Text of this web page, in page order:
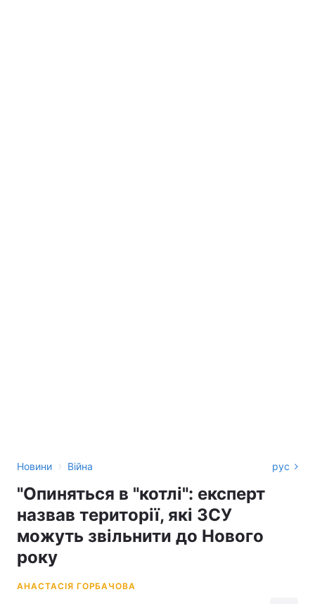
Новини › Війна рус
"Опиняться в "котлі": експерт
назвав території, які ЗСУ
можуть звільнити до Нового
року
АНАСТАСІЯ ГОРБАЧОВА